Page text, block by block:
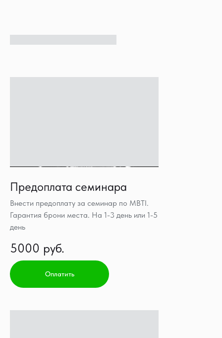
Внести предоплату за семинар по MBTI.
Гарантия брони места. На 1-3 день или 1-5
день
5000 руб.
Предоплата семинара
Оплатить